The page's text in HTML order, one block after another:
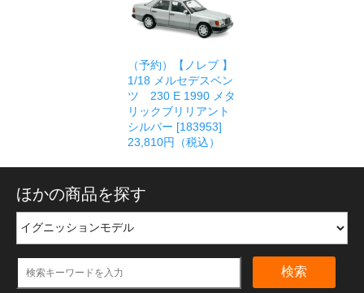
（予約）【ノレブ 】
1/18 メルセデスベン
ツ 230 E 1990 メタ
リックブリリアント
シルバー [183953]
23,810円（税込）
ほかの商品を探す
検索